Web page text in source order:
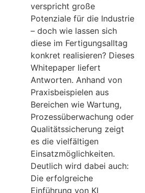
verspricht große
Potenziale für die Industrie
– doch wie lassen sich
diese im Fertigungsalltag
konkret realisieren? Dieses
Whitepaper liefert
Antworten. Anhand von
Praxisbeispielen aus
Bereichen wie Wartung,
Prozessüberwachung oder
Qualitätssicherung zeigt
es die vielfältigen
Einsatzmöglichkeiten.
Deutlich wird dabei auch:
Die erfolgreiche
Einführung von KI